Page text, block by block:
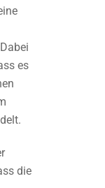
es
die